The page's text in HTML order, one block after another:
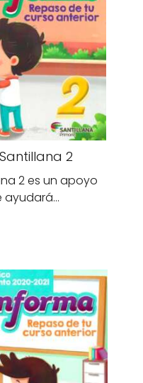
2
2 es un apoyo
ayudará…